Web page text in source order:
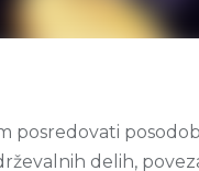
posredovati
delih,